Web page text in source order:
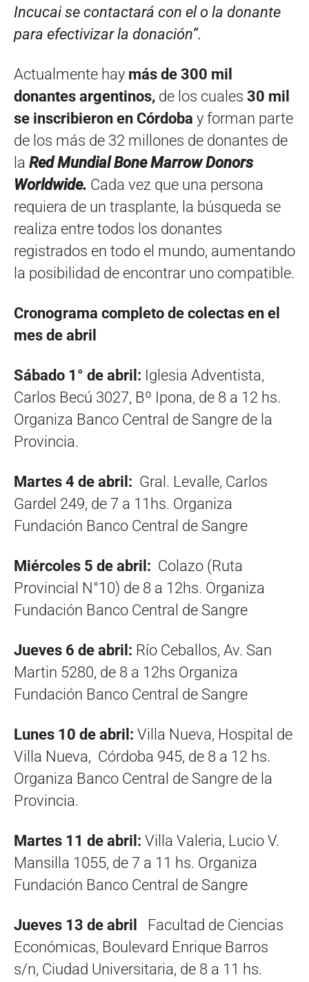
Incucai se contactará con el o la donante
para efectivizar la donación”.
Actualmente hay más de 300 mil
donantes argentinos, de los cuales 30 mil
se inscribieron en Córdoba y forman parte
de los más de 32 millones de donantes de
la Red Mundial Bone Marrow Donors
Worldwide. Cada vez que una persona
requiera de un trasplante, la búsqueda se
realiza entre todos los donantes
registrados en todo el mundo, aumentando
la posibilidad de encontrar uno compatible.
Cronograma completo de colectas en el
mes de abril
Sábado 1° de abril: Iglesia Adventista,
Carlos Becú 3027, Bº Ipona, de 8 a 12 hs.
Organiza Banco Central de Sangre de la
Provincia.
Martes 4 de abril: Gral. Levalle, Carlos
Gardel 249, de 7 a 11hs. Organiza
Fundación Banco Central de Sangre
Miércoles 5 de abril: Colazo (Ruta
Provincial N°10) de 8 a 12hs. Organiza
Fundación Banco Central de Sangre
Jueves 6 de abril: Río Ceballos, Av. San
Martin 5280, de 8 a 12hs Organiza
Fundación Banco Central de Sangre
Lunes 10 de abril: Villa Nueva, Hospital de
Villa Nueva, Córdoba 945, de 8 a 12 hs.
Organiza Banco Central de Sangre de la
Provincia.
Martes 11 de abril: Villa Valeria, Lucio V.
Mansilla 1055, de 7 a 11 hs. Organiza
Fundación Banco Central de Sangre
Jueves 13 de abril
Facultad de Ciencias
Económicas, Boulevard Enrique Barros
s/n, Ciudad Universitaria, de 8 a 11 hs.